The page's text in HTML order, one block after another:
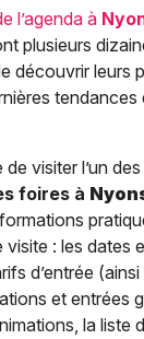
l’agenda à
plusieurs
découvrir leurs
tendances
visiter l’un
foires à
: les dates
d’entrée
et entrées
la liste